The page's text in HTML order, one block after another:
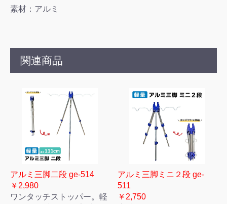
素材：アルミ
関連商品
アルミ三脚二段 ge-514
￥2,980
ワンタッチストッパー。軽
アルミ三脚ミニ２段 ge-
511
￥2,750